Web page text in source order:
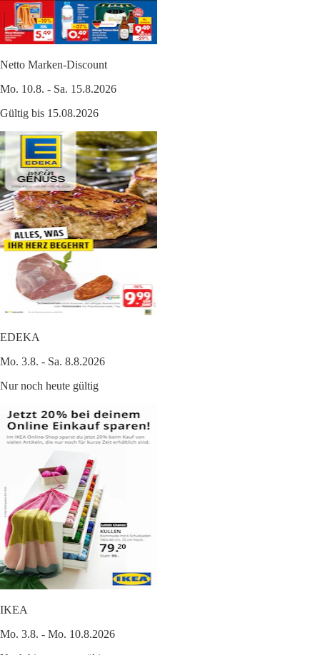
Netto Marken-Discount
Mo. 10.8. - Sa. 15.8.2026
Gültig bis 15.08.2026
EDEKA
Mo. 3.8. - Sa. 8.8.2026
Nur noch heute gültig
IKEA
Mo. 3.8. - Mo. 10.8.2026